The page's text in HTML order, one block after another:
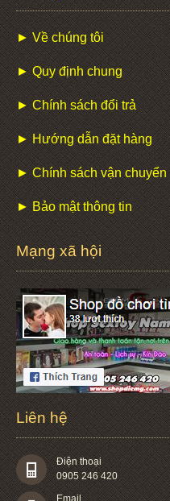
► Về chúng tôi
► Quy định chung
► Chính sách đổi trả
► Hướng dẫn đặt hàng
► Chính sách vận chuyển
► Bảo mật thông tin
Mạng xã hội
Liên hệ
Điện thoại
0905 246 420
Email